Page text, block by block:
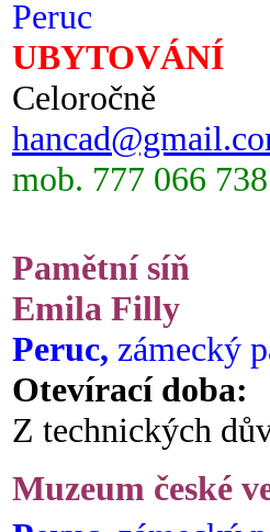
Peruc
UBYTOVÁNÍ
Celoročně
mob. 777 066 738
Pamětní síň
Emila Filly
Peruc, zámecký
Otevírací doba:
Z technických
Muzeum české